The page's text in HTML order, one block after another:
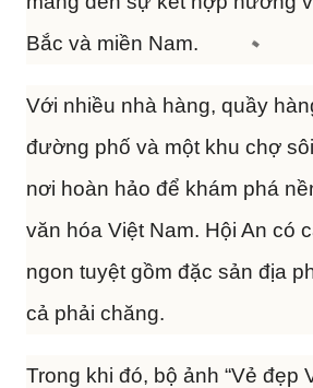
Bắc và miền Nam.
Với nhiều nhà hàng, quầy
đường phố và một khu chợ
nơi hoàn hảo để khám phá
văn hóa Việt Nam. Hội An có
ngon tuyệt gồm đặc sản địa
cả phải chăng.
Trong khi đó, bộ ảnh “Vẻ đẹp